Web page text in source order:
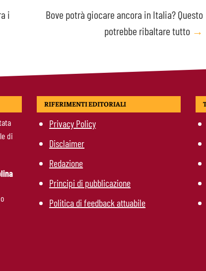
i
Bove potrà giocare ancora in Italia? Questo
potrebbe ribaltare tutto →
di
RIFERIMENTI EDITORIALI
Privacy Policy
Disclaimer
Redazione
Principi di pubblicazione
Politica di feedback attuabile